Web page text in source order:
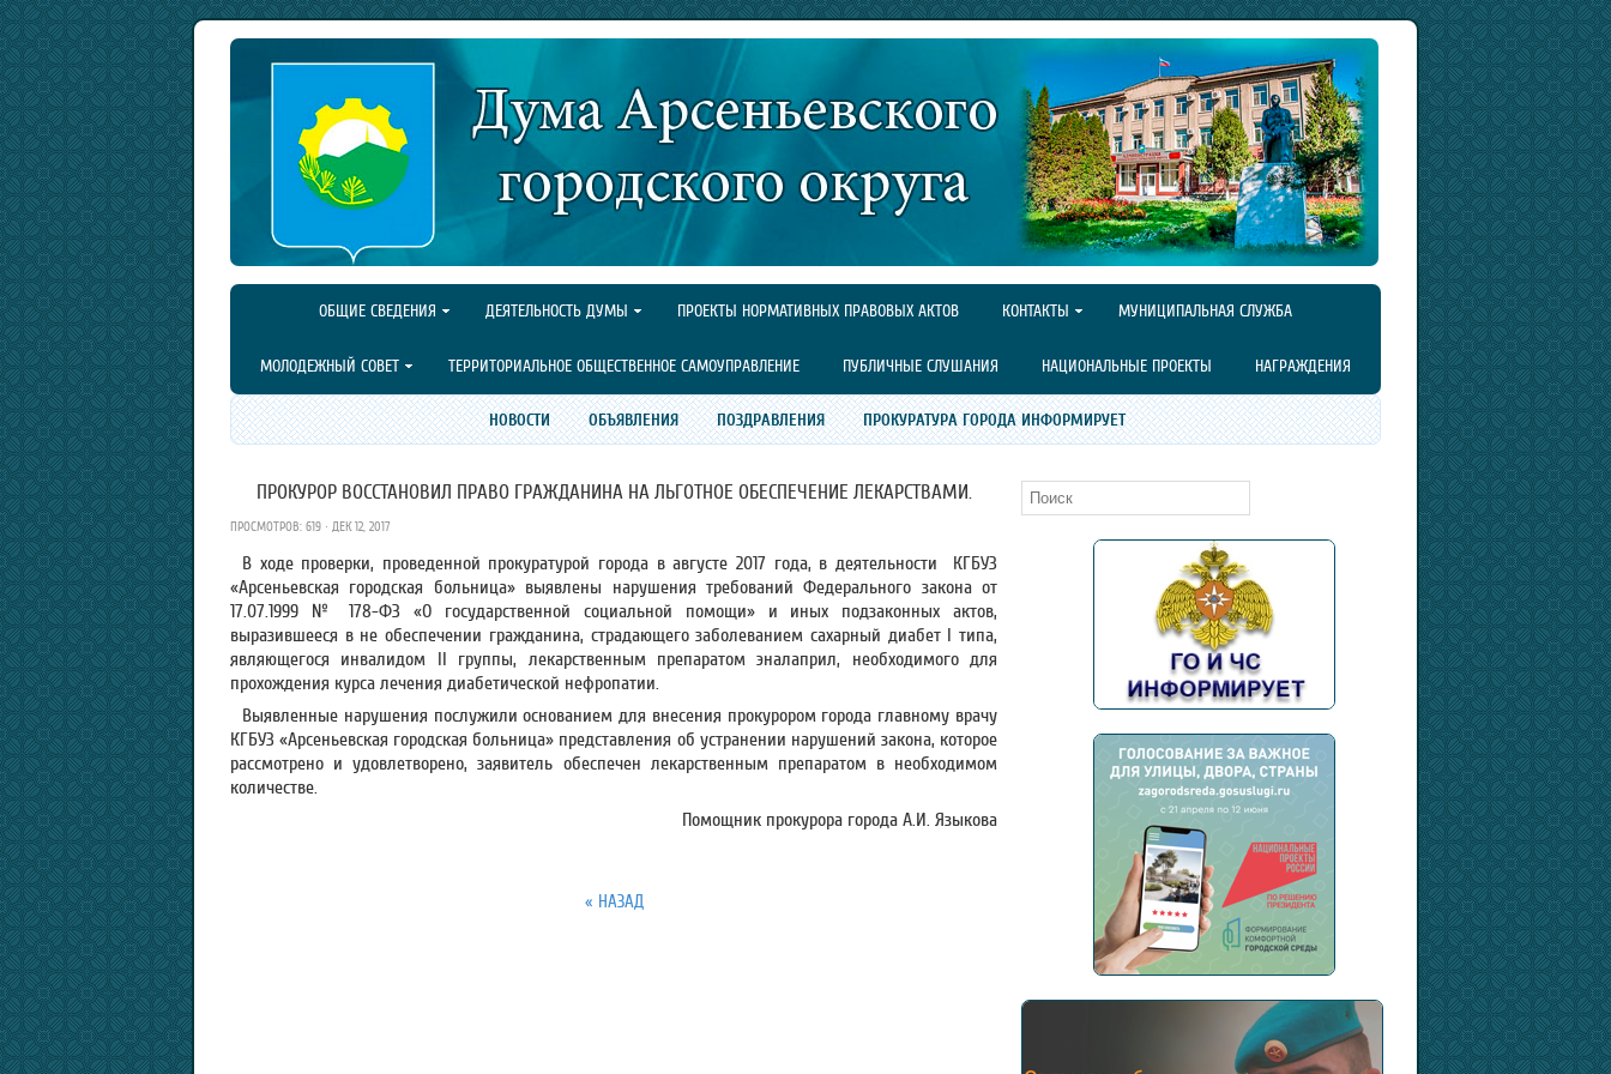
ОБЩИЕ СВЕДЕНИЯ ДЕЯТЕЛЬНОСТЬ ДУМЫ ПРОЕКТЫ НОРМАТИВНЫХ ПРАВОВЫХ АКТОВ КОНТАКТЫ МУНИЦИПАЛЬНАЯ СЛУЖБА
МОЛОДЕЖНЫЙ СОВЕТ ТЕРРИТОРИАЛЬНОЕ ОБЩЕСТВЕННОЕ САМОУПРАВЛЕНИЕ ПУБЛИЧНЫЕ СЛУШАНИЯ НАЦИОНАЛЬНЫЕ ПРОЕКТЫ НАГРАЖДЕНИЯ
НОВОСТИ ОБЪЯВЛЕНИЯ ПОЗДРАВЛЕНИЯ ПРОКУРАТУРА ГОРОДА ИНФОРМИРУЕТ
ПРОКУРОР ВОССТАНОВИЛ ПРАВО ГРАЖДАНИНА НА ЛЬГОТНОЕ ОБЕСПЕЧЕНИЕ ЛЕКАРСТВАМИ.
ПРОСМОТРОВ: 619 · ДЕК 12, 2017
В ходе проверки, проведенной прокуратурой города в августе 2017 года, в деятельности КГБУЗ
«Арсеньевская городская больница» выявлены нарушения требований Федерального закона от
17.07.1999 № 178-ФЗ «О государственной социальной помощи» и иных подзаконных актов,
выразившееся в не обеспечении гражданина, страдающего заболеванием сахарный диабет I типа,
являющегося инвалидом II группы, лекарственным препаратом эналаприл, необходимого для
прохождения курса лечения диабетической нефропатии.
Выявленные нарушения послужили основанием для внесения прокурором города главному врачу
КГБУЗ «Арсеньевская городская больница» представления об устранении нарушений закона, которое
рассмотрено и удовлетворено, заявитель обеспечен лекарственным препаратом в необходимом
количестве.
Помощник прокурора города А.И. Языкова
« НАЗАД
Поиск